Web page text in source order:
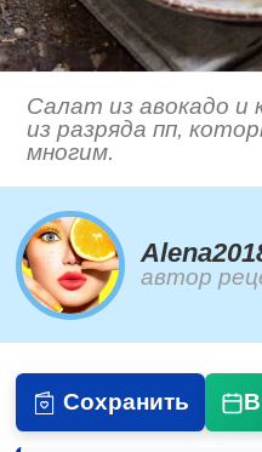
Салат из авокадо и
из разряда пп,
многим.
автор
Сохранить